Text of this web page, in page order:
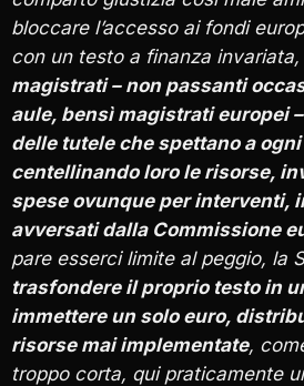
bloccare l’accesso ai fondi
con un testo a finanza
magistrati – non passanti
aule, bensì magistrati europei
delle tutele che spettano a
centellinando loro le risorse,
spese ovunque per interventi,
avversati dalla Commissione
pare esserci limite al peggio, la
trasfondere il proprio testo in
immettere un solo euro,
risorse mai implementate,
troppo corta, qui praticamente